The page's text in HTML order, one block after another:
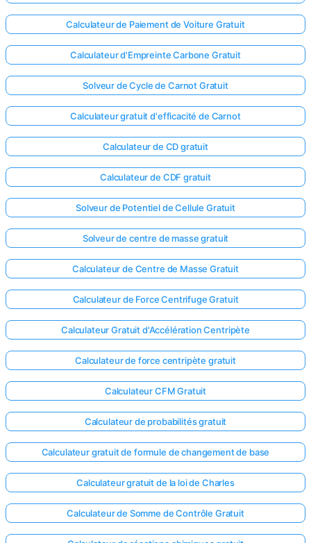
Calculateur de Paiement de Voiture Gratuit
Calculateur d'Empreinte Carbone Gratuit
Solveur de Cycle de Carnot Gratuit
Calculateur gratuit d'efficacité de Carnot
Calculateur de CD gratuit
Calculateur de CDF gratuit
Solveur de Potentiel de Cellule Gratuit
Solveur de centre de masse gratuit
Calculateur de Centre de Masse Gratuit
Calculateur de Force Centrifuge Gratuit
Calculateur Gratuit d'Accélération Centripète
Calculateur de force centripète gratuit
Calculateur CFM Gratuit
Calculateur de probabilités gratuit
Calculateur gratuit de formule de changement de base
Calculateur gratuit de la loi de Charles
Calculateur de Somme de Contrôle Gratuit